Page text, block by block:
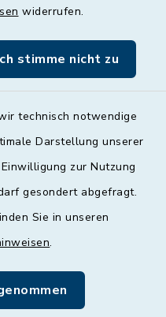
widerrufen.
stimme nicht zu
technisch notwendige
Darstellung unserer
zur Nutzung
gesondert abgefragt.
Sie in unseren
.